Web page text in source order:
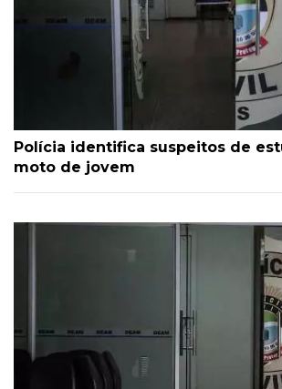
Polícia identifica suspeitos de
moto de jovem